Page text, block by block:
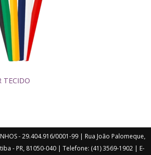
TECIDO
- 29.404.916/0001-99 | Rua João Palomeque,
- PR, 81050-040 | Telefone: (41) 3569-1902 | E-